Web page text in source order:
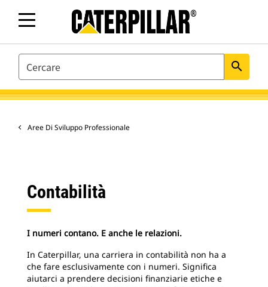
SEARCH search
Aree Di Sviluppo Professionale
Contabilità
I numeri contano. E anche le relazioni.
In Caterpillar, una carriera in contabilità non ha a
che fare esclusivamente con i numeri. Significa
aiutarci a prendere decisioni finanziarie etiche e